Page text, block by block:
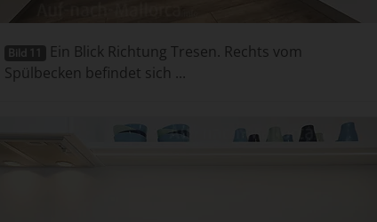
Bild 11
Ein Blick Richtung Tresen. Rechts vom
Spülbecken befindet sich ...